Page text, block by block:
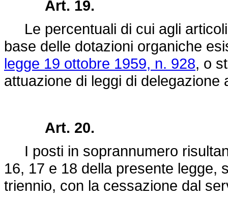
Art. 19.
Le percentuali di cui agli
base delle dotazioni organiche
legge 19 ottobre 1959, n. 928, o
attuazione di leggi di delegazione
Art. 20.
I posti in soprannumero
16, 17 e 18 della presente legge,
triennio, con la cessazione dal